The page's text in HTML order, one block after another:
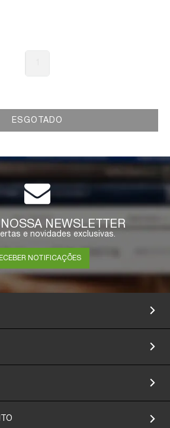
ESGOTADO
NEWSLETTER
e novidades exclusivas.
NOTIFICAÇÕES